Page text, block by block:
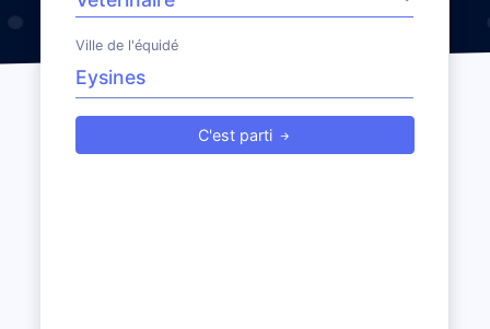
Ville de l'équidé
C'est parti